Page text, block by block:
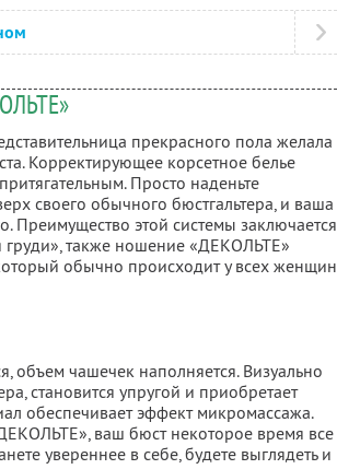
прекрасного пола желала
Корректирующее корсетное белье
Просто наденьте
своего обычного бюстгальтера, и ваша
Преимущество этой системы заключается
груди», также ношение «ДЕКОЛЬТЕ»
обычно происходит у всех женщин
объем чашечек наполняется. Визуально
становится упругой и приобретает
обеспечивает эффект микромассажа.
ваш бюст некоторое время все
увереннее в себе, будете выглядеть и